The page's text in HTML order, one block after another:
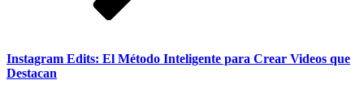
Instagram Edits: El Método Inteligente para Crear Videos que
Destacan